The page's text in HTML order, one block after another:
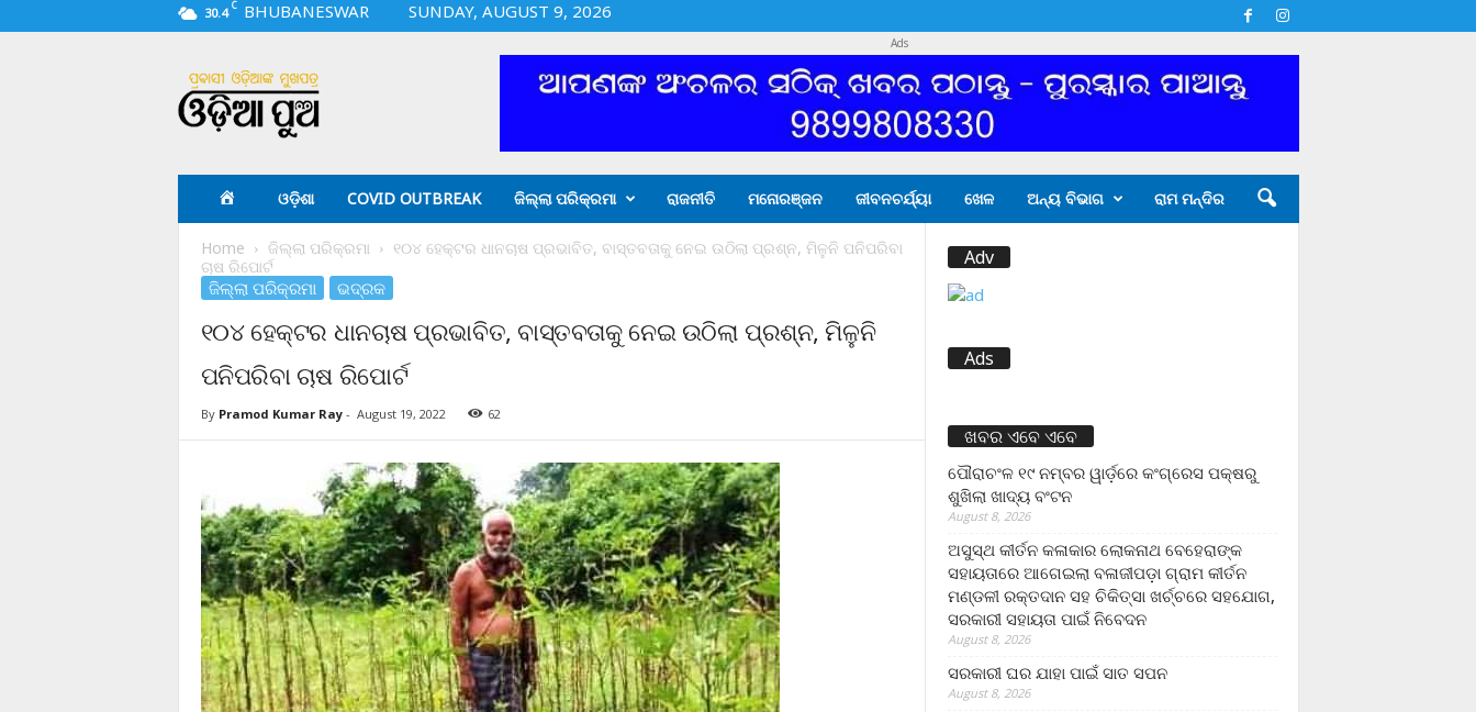
30.4 C BHUBANESWAR
SUNDAY, AUGUST 9, 2026
i
a
Ads
ଓଡ଼ିଶା COVID OUTBREAK ଜିଲ୍ଲା ପରିକ୍ରମା ରାଜନୀତି ମନୋରଞ୍ଜନ ଜୀବନଚର୍ଯ୍ୟା ଖେଳ ଅନ୍ୟ ବିଭାଗ ରାମ ମନ୍ଦିର
Home ଜିଲ୍ଲା ପରିକ୍ରମା
୧୦୪ ହେକ୍ଟର ଧାନଚାଷ ପ୍ରଭାବିତ, ବାସ୍ତବତାକୁ ନେଇ ଉଠିଲା ପ୍ରଶ୍ନ, ମିଳୁନି ପନିପରିବା
ଚାଷ ରିପୋର୍ଟ
ଜିଲ୍ଲା ପରିକ୍ରମା ଭଦ୍ରକ
୧୦୪ ହେକ୍ଟର ଧାନଚାଷ ପ୍ରଭାବିତ, ବାସ୍ତବତାକୁ ନେଇ ଉଠିଲା ପ୍ରଶ୍ନ, ମିଳୁନି
ପନିପରିବା ଚାଷ ରିପୋର୍ଟ
By Pramod Kumar Ray- August 19, 2022 62
Adv
Ads
ଖବର ଏବେ ଏବେ
ପୌରାଚଂଳ ୧୯ ନମ୍ବର ୱାର୍ଡ଼ରେ କଂଗ୍ରେସ ପକ୍ଷରୁ
ଶୁଖିଲା ଖାଦ୍ୟ ବଂଟନ
August 8, 2026
ଅସୁସ୍ଥ କୀର୍ତନ କଳାକାର ଲୋକନାଥ ବେହେରାଙ୍କ
ସହାୟତାରେ ଆଗେଇଲା ବଳାଜୀପଡ଼ା ଗ୍ରାମ କୀର୍ତନ
ମଣ୍ଡଳୀ ରକ୍ତଦାନ ସହ ଚିକିତ୍ସା ଖର୍ଚ୍ଚରେ ସହଯୋଗ,
ସରକାରୀ ସହାୟତା ପାଇଁ ନିବେଦନ
August 8, 2026
ସରକାରୀ ଘର ଯାହା ପାଇଁ ସାତ ସପନ
August 8, 2026